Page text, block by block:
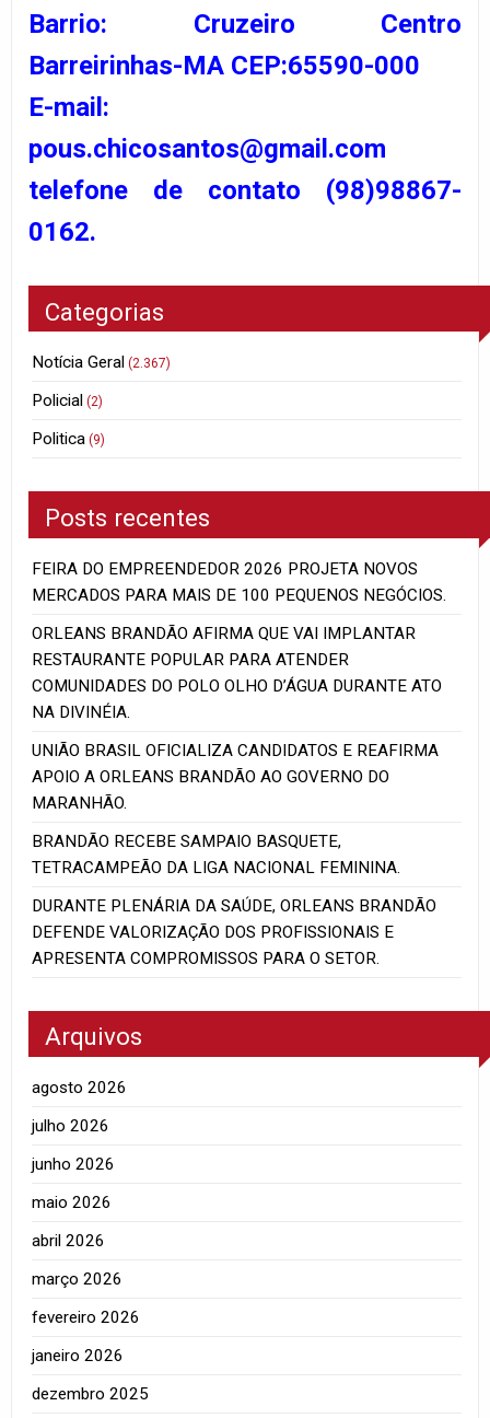
Barrio: Cruzeiro Centro
Barreirinhas-MA CEP:65590-000
E-mail:
pous.chicosantos@gmail.com
telefone de contato (98)98867-
0162.
Categorias
Notícia Geral (2.367)
Policial (2)
Politica (9)
Posts recentes
FEIRA DO EMPREENDEDOR 2026 PROJETA NOVOS
MERCADOS PARA MAIS DE 100 PEQUENOS NEGÓCIOS.
ORLEANS BRANDÃO AFIRMA QUE VAI IMPLANTAR
RESTAURANTE POPULAR PARA ATENDER
COMUNIDADES DO POLO OLHO D’ÁGUA DURANTE ATO
NA DIVINÉIA.
UNIÃO BRASIL OFICIALIZA CANDIDATOS E REAFIRMA
APOIO A ORLEANS BRANDÃO AO GOVERNO DO
MARANHÃO.
BRANDÃO RECEBE SAMPAIO BASQUETE,
TETRACAMPEÃO DA LIGA NACIONAL FEMININA.
DURANTE PLENÁRIA DA SAÚDE, ORLEANS BRANDÃO
DEFENDE VALORIZAÇÃO DOS PROFISSIONAIS E
APRESENTA COMPROMISSOS PARA O SETOR.
Arquivos
agosto 2026
julho 2026
junho 2026
maio 2026
abril 2026
março 2026
fevereiro 2026
janeiro 2026
dezembro 2025